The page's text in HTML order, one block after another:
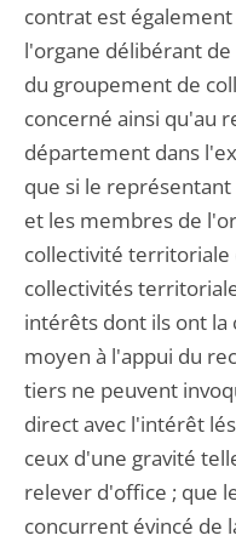
contrat est
l'organe délibérant
du groupement de
concerné ainsi qu'au
département dans
que si le
et les membres de
collectivité
collectivités
intérêts dont ils ont
moyen à l'appui du
tiers ne peuvent
direct avec l'intérêt
ceux d'une gravité
relever d'office ; que
concurrent évincé de